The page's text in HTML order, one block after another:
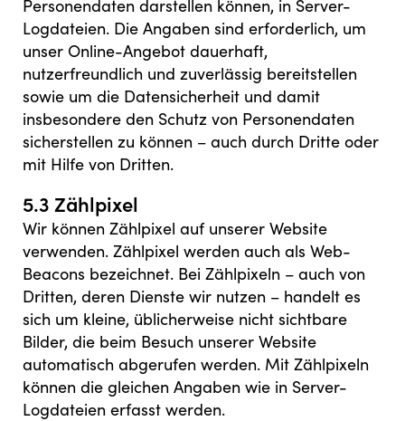
Personendaten darstellen können, in Server-
Logdateien. Die Angaben sind erforderlich, um
unser Online-Angebot dauerhaft,
nutzerfreundlich und zuverlässig bereitstellen
sowie um die Datensicherheit und damit
insbesondere den Schutz von Personendaten
sicherstellen zu können – auch durch Dritte oder
mit Hilfe von Dritten.
5.3 Zählpixel
Wir können Zählpixel auf unserer Website
verwenden. Zählpixel werden auch als Web-
Beacons bezeichnet. Bei Zählpixeln – auch von
Dritten, deren Dienste wir nutzen – handelt es
sich um kleine, üblicherweise nicht sichtbare
Bilder, die beim Besuch unserer Website
automatisch abgerufen werden. Mit Zählpixeln
können die gleichen Angaben wie in Server-
Logdateien erfasst werden.